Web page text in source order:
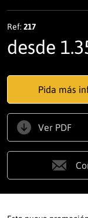
Ref: 217
desde
Pida más
Ver PDF